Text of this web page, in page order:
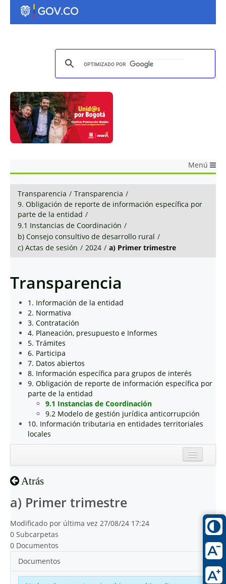
Menú
Transparencia / Transparencia /
9. Obligación de reporte de información específica por
parte de la entidad /
9.1 Instancias de Coordinación /
b) Consejo consultivo de desarrollo rural /
c) Actas de sesión / 2024 / a) Primer trimestre
Transparencia
1. Información de la entidad
2. Normativa
3. Contratación
4. Planeación, presupuesto e Informes
5. Trámites
6. Participa
7. Datos abiertos
8. Información específica para grupos de interés
9. Obligación de reporte de información específica por
parte de la entidad
9.1 Instancias de Coordinación
9.2 Modelo de gestión jurídica anticorrupción
10. Información tributaria en entidades territoriales
locales
Atrás
a) Primer trimestre
Modificado por última vez 27/08/24 17:24
0 Subcarpetas
0 Documentos
Documentos